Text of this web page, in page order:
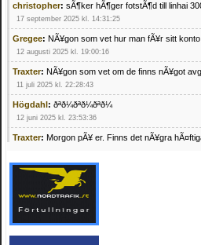
christopher: sÃ¶ker hÃ¶ger fotstÃ¶d till linhai
17 september 2025 kl. 14:31:25
Gregee: NÃ¥gon som vet hur man fÃ¥r sitt
12 augusti 2025 kl. 19:00:16
Traxter: NÃ¥gon som vet om de finns nÃ¥got
11 juli 2025 kl. 22:28:43
Högdahl : ðªð¼ðªð¼ðªð¼
12 juni 2025 kl. 23:53:36
Traxter: Morgon pÃ¥ er. Finns det nÃ¥gra
Mrhandsome:SÃ¶ker defekta/trasiga
pÃ¥ 0709955029 eller
mvh Hugo
21 februari 2025 kl. 09:25:52